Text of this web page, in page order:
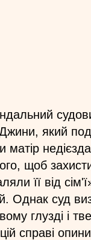
який
матір
щоб
її від
Однак суд
глузді і
справі